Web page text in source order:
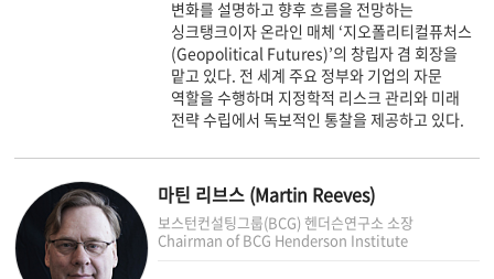
변화를 설명하고 향후 흐름을 전망하는
싱크탱크이자 온라인 매체 ‘지오폴리티컬퓨처스
(Geopolitical Futures)’의 창립자 겸 회장을
맡고 있다. 전 세계 주요 정부와 기업의 자문
역할을 수행하며 지정학적 리스크 관리와 미래
전략 수립에서 독보적인 통찰을 제공하고 있다.
마틴 리브스 (Martin Reeves)
보스턴컨설팅그룹(BCG) 헨더슨연구소 소장
Chairman of BCG Henderson Institute